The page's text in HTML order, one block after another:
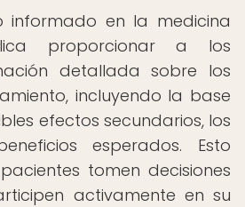
informado en la medicina
proporcionar a los
detallada sobre los
incluyendo la base
efectos secundarios, los
esperados. Esto
tomen decisiones
activamente en su